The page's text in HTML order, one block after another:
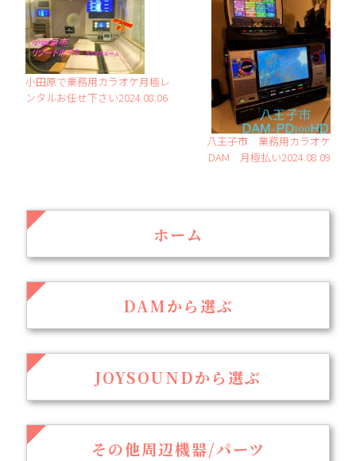
小田原で業務用カラオケ月極レ
ンタルお任せ下さい2024.08.06
八王子市 業務用カラオケ
DAM 月極払い2024.08.09
ホーム
DAMから選ぶ
JOYSOUNDから選ぶ
その他周辺機器/パーツ